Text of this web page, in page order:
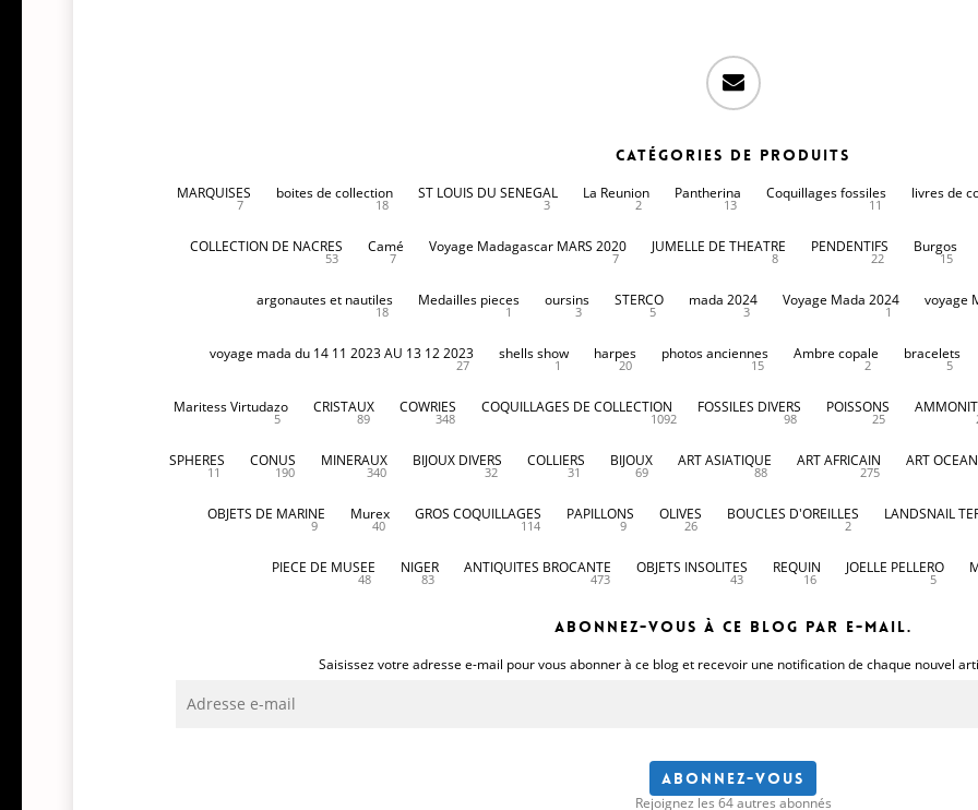
email
Catégories de produits
MARQUISES
7
boites de collection
18
ST LOUIS DU SENEGAL
3
La Reunion
2
Pantherina
13
Coquillages fossiles
11
livres de
COLLECTION DE NACRES
53
Camé
7
Voyage Madagascar MARS 2020
7
JUMELLE DE THEATRE
8
PENDENTIFS
22
Burgos
15
argonautes et nautiles
18
Medailles pieces
1
oursins
3
STERCO
5
mada 2024
3
Voyage Mada 2024
1
voyage
voyage mada du 14 11 2023 AU 13 12 2023
27
shells show
1
harpes
20
photos anciennes
15
Ambre copale
2
bracelets
5
Maritess Virtudazo
5
CRISTAUX
89
COWRIES
348
COQUILLAGES DE COLLECTION
1092
FOSSILES DIVERS
98
POISSONS
25
SPHERES
11
CONUS
190
MINERAUX
340
BIJOUX DIVERS
32
COLLIERS
31
BIJOUX
69
ART ASIATIQUE
88
ART AFRICAIN
275
ART
OBJETS DE MARINE
9
Murex
40
GROS COQUILLAGES
114
PAPILLONS
9
OLIVES
26
BOUCLES D'OREILLES
2
LANDSNAIL
PIECE DE MUSEE
48
NIGER
83
ANTIQUITES BROCANTE
473
OBJETS INSOLITES
43
REQUIN
16
JOELLE PELLERO
5
Abonnez-vous à ce blog par e-mail.
Saisissez votre adresse e-mail pour vous abonner à ce blog et recevoir une notification de chaque nouvel
Abonnez-vous
Rejoignez les 64 autres abonnés